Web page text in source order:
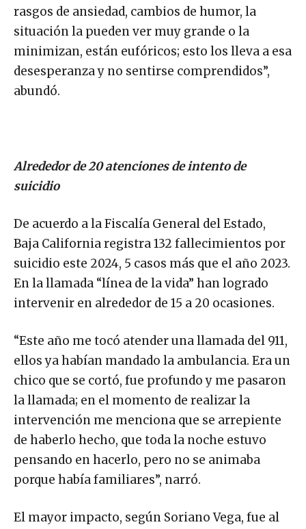
rasgos de ansiedad, cambios de humor, la
situación la pueden ver muy grande o la
minimizan, están eufóricos; esto los lleva a esa
desesperanza y no sentirse comprendidos”,
abundó.
Alrededor de 20 atenciones de intento de
suicidio
De acuerdo a la Fiscalía General del Estado,
Baja California registra 132 fallecimientos por
suicidio este 2024, 5 casos más que el año 2023.
En la llamada “línea de la vida” han logrado
intervenir en alrededor de 15 a 20 ocasiones.
“Este año me tocó atender una llamada del 911,
ellos ya habían mandado la ambulancia. Era un
chico que se cortó, fue profundo y me pasaron
la llamada; en el momento de realizar la
intervención me menciona que se arrepiente
de haberlo hecho, que toda la noche estuvo
pensando en hacerlo, pero no se animaba
porque había familiares”, narró.
El mayor impacto, según Soriano Vega, fue al